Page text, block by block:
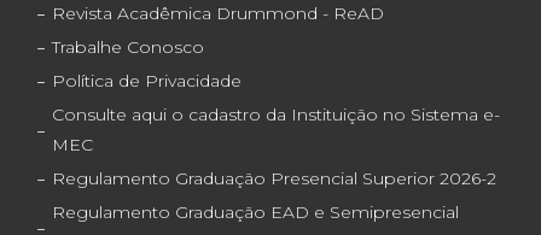
Revista Acadêmica Drummond - ReAD
Trabalhe Conosco
Política de Privacidade
Consulte aqui o cadastro da Instituição no Sistema e-
MEC
Regulamento Graduação Presencial Superior 2026-2
Regulamento Graduação EAD e Semipresencial